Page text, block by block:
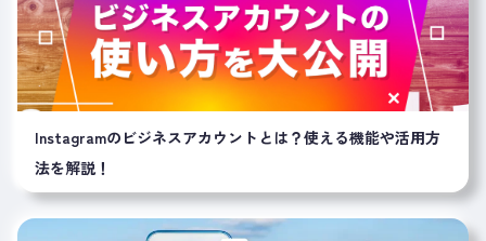
Instagramのビジネスアカウントとは？使える機能や活用方
法を解説！